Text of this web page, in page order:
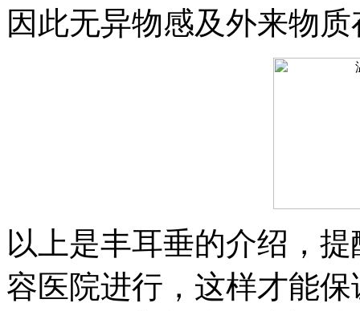
因此无异物感及外来物
以上是丰耳垂的介绍，
容医院进行，这样才能